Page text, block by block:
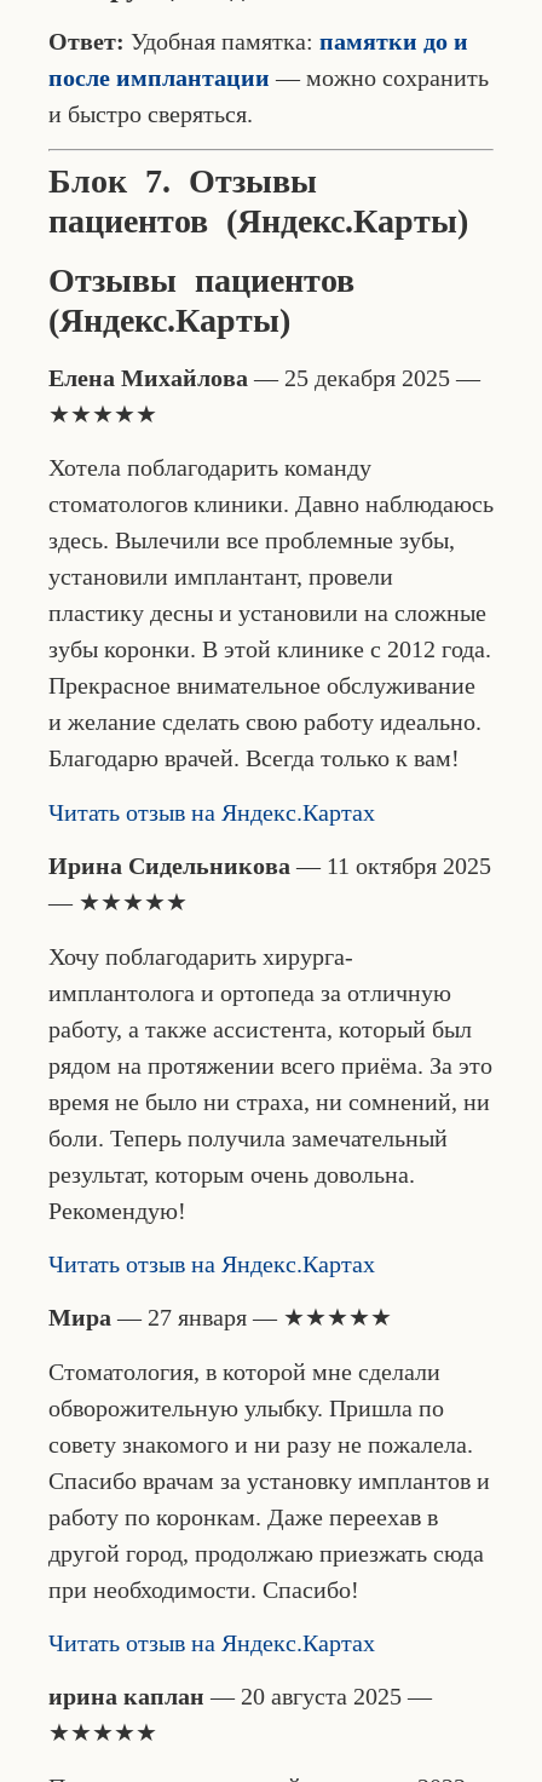
Ответ: Удобная памятка: памятки до и
после имплантации — можно сохранить
и быстро сверяться.
Блок 7. Отзывы
пациентов (Яндекс.Карты)
Отзывы пациентов
(Яндекс.Карты)
Елена Михайлова — 25 декабря 2025 —
★★★★★
Хотела поблагодарить команду
стоматологов клиники. Давно наблюдаюсь
здесь. Вылечили все проблемные зубы,
установили имплантант, провели
пластику десны и установили на сложные
зубы коронки. В этой клинике с 2012 года.
Прекрасное внимательное обслуживание
и желание сделать свою работу идеально.
Благодарю врачей. Всегда только к вам!
Читать отзыв на Яндекс.Картах
Ирина Сидельникова — 11 октября 2025
— ★★★★★
Хочу поблагодарить хирурга-
имплантолога и ортопеда за отличную
работу, а также ассистента, который был
рядом на протяжении всего приёма. За это
время не было ни страха, ни сомнений, ни
боли. Теперь получила замечательный
результат, которым очень довольна.
Рекомендую!
Читать отзыв на Яндекс.Картах
Мира — 27 января — ★★★★★
Стоматология, в которой мне сделали
обворожительную улыбку. Пришла по
совету знакомого и ни разу не пожалела.
Спасибо врачам за установку имплантов и
работу по коронкам. Даже переехав в
другой город, продолжаю приезжать сюда
при необходимости. Спасибо!
Читать отзыв на Яндекс.Картах
ирина каплан — 20 августа 2025 —
★★★★★